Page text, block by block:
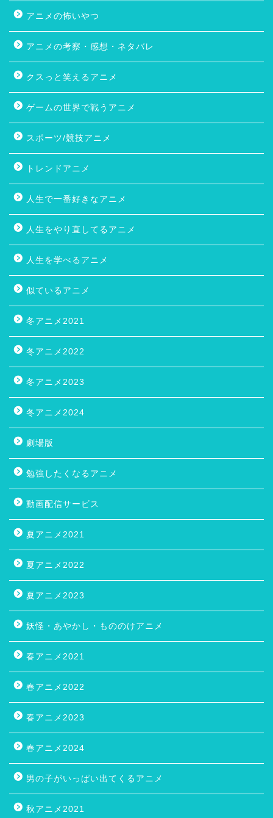
アニメの怖いやつ
アニメの考察・感想・ネタバレ
クスっと笑えるアニメ
ゲームの世界で戦うアニメ
スポーツ/競技アニメ
トレンドアニメ
人生で一番好きなアニメ
人生をやり直してるアニメ
人生を学べるアニメ
似ているアニメ
冬アニメ2021
冬アニメ2022
冬アニメ2023
冬アニメ2024
劇場版
勉強したくなるアニメ
動画配信サービス
夏アニメ2021
夏アニメ2022
夏アニメ2023
妖怪・あやかし・もののけアニメ
春アニメ2021
春アニメ2022
春アニメ2023
春アニメ2024
男の子がいっぱい出てくるアニメ
秋アニメ2021